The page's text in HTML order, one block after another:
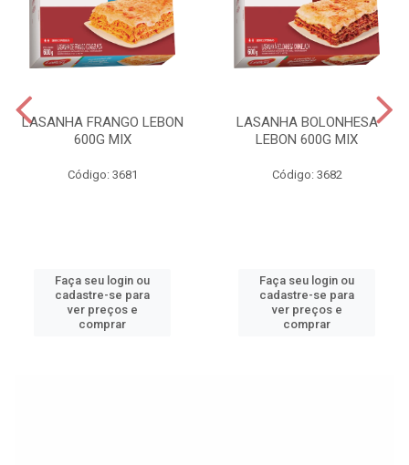
LASANHA FRANGO LEBON
600G MIX
Código: 3681
Faça seu login ou
cadastre-se para
ver preços e
comprar
LASANHA BOLONHESA
LEBON 600G MIX
Código: 3682
Faça seu login ou
cadastre-se para
ver preços e
comprar